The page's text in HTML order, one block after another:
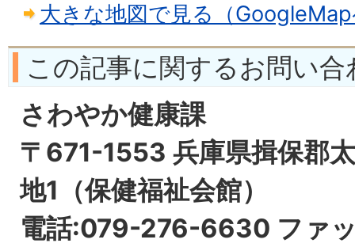
大きな地図で見る（
この記事に関するお問い合
さわやか健康課
〒671-1553 兵庫県揖保郡
地1（保健福祉会館）
電話:079-276-6630 ファ